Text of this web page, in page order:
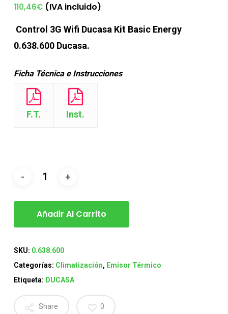
110,46€ (IVA incluido)
Control 3G Wifi Ducasa Kit Basic Energy
0.638.600 Ducasa.
Ficha Técnica e Instrucciones
F.T. Inst.
Añadir Al Carrito
SKU: 0.638.600
Categorías: Climatización, Emisor Térmico
Etiqueta: DUCASA
Share 0